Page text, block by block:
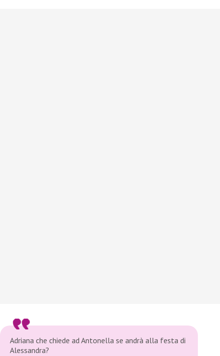
Adriana che chiede ad Antonella se andrà alla festa di
Alessandra?